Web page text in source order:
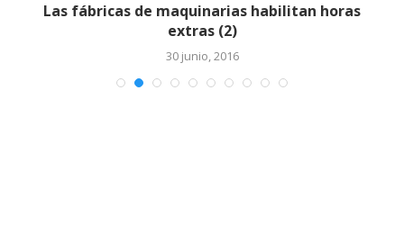
Las fábricas de maquinarias habilitan horas
extras (2)
30 junio, 2016